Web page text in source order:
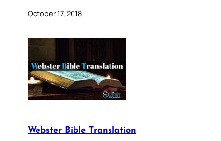
October 17, 2018
Webster Bible Translation